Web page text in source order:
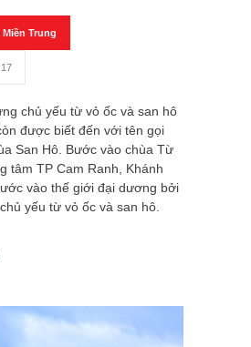
Trung
chủ yếu từ vỏ ốc và san hô
được biết đến với tên gọi
San Hô. Bước vào chùa Từ
tâm TP Cam Ranh, Khánh
vào thế giới đại dương bởi
yếu từ vỏ ốc và san hô.